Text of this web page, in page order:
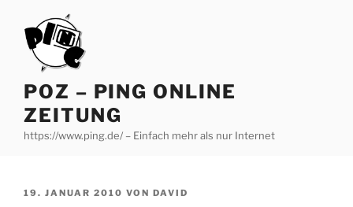
Inhalt
springen
POZ – PING ONLINE
ZEITUNG
https://www.ping.de/ – Einfach mehr als nur Internet
VERÖFFENTLICHT
19. JANUAR 2010 VON DAVID